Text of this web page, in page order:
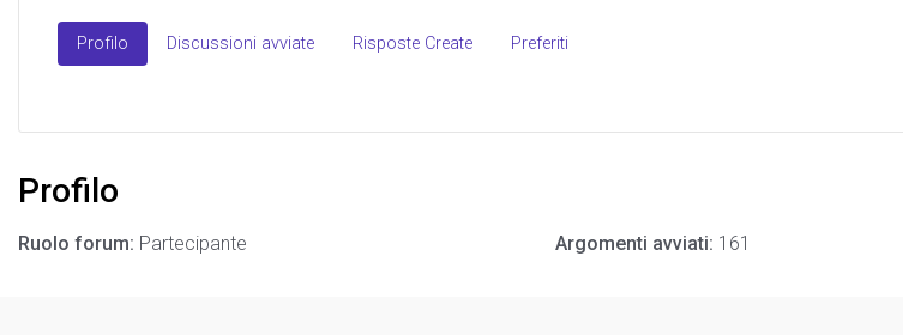
Profilo Discussioni avviate Risposte Create Preferiti
Profilo
Ruolo forum: Partecipante Argomenti avviati: 161